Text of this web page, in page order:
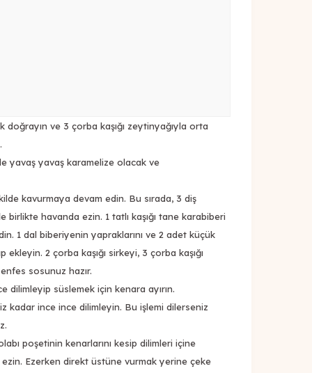
doğrayın ve 3 çorba kaşığı zeytinyağıyla orta
yavaş yavaş karamelize olacak ve
kavurmaya devam edin. Bu sırada, 3 diş
birlikte havanda ezin. 1 tatlı kaşığı tane karabiberi
1 dal biberiyenin yapraklarını ve 2 adet küçük
2 çorba kaşığı sirkeyi, 3 çorba kaşığı
sosunuz hazır.
dilimleyip süslemek için kenara ayırın.
kadar ince ince dilimleyin. Bu işlemi dilerseniz
poşetinin kenarlarını kesip dilimleri içine
Ezerken direkt üstüne vurmak yerine çeke